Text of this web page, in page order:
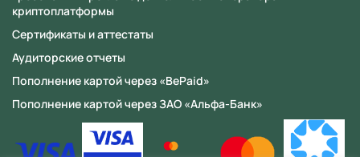
криптоплатформы
Сертификаты и аттестаты
Аудиторские отчеты
Пополнение картой через «BePaid»
Пополнение картой через ЗАО «Альфа-Банк»